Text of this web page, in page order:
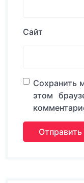
Сайт
Сохранить
этом